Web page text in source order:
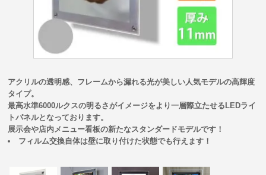
アクリルの透明感、フレームから漏れる光が美しい人気モデルの高輝度
タイプ。
最高水準6000ルクスの明るさがイメージをより一層際立たせるLEDライ
トパネルとなっております。
展示会や店内メニュー看板の新たなスタンダードモデルです！
フィルム交換自体は壁に取り付けた状態でも行えます！